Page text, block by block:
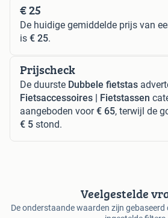
€ 25
De huidige gemiddelde prijs van
is € 25.
Prijscheck
De duurste Dubbele fietstas
Fietsaccessoires | Fietstassen
aangeboden voor€ 65, terwijl de
€ 5 stond.
Veelgestelde
De onderstaande waarden zijn